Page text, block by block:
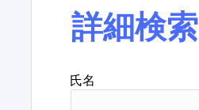
詳細検索
氏名